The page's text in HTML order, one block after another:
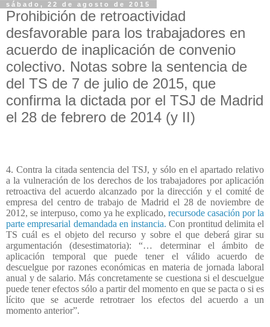
sábado, 22 de agosto de 2015
Prohibición de retroactividad
desfavorable para los trabajadores en
acuerdo de inaplicación de convenio
colectivo. Notas sobre la sentencia de
del TS de 7 de julio de 2015, que
confirma la dictada por el TSJ de Madrid
el 28 de febrero de 2014 (y II)
4. Contra la citada sentencia del TSJ, y sólo en el apartado relativo
a la vulneración de los derechos de los trabajadores por aplicación
retroactiva del acuerdo alcanzado por la dirección y el comité de
empresa del centro de trabajo de Madrid el 28 de noviembre de
2012, se interpuso, como ya he explicado, recursode casación por la
parte empresarial demandada en instancia.Con prontitud delimita el
TS cuál es el objeto del recurso y sobre el que deberá girar su
argumentación (desestimatoria): “… determinar el ámbito de
aplicación temporal que puede tener el válido acuerdo de
descuelgue por razones económicas en materia de jornada laboral
anual y de salario. Más concretamente se cuestiona si el descuelgue
puede tener efectos sólo a partir del momento en que se pacta o si es
lícito que se acuerde retrotraer los efectos del acuerdo a un
momento anterior”.